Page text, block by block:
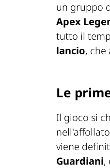
un gruppo
Apex
tutto il
lancio, che
Le
Il gioco si
viene
Guardiani,